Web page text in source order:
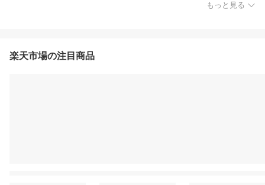
もっと見る
楽天市場の注目商品